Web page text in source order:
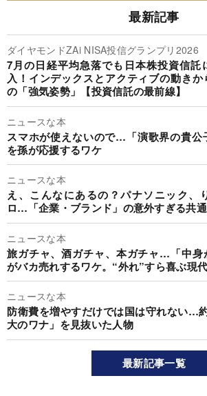
最新記事
ダイヤモンドZAi NISA投信グランプリ2026
7月の日経平均急落でも日本株投資信託
入！インデックスとアクティブの動き
の「強気姿勢」【投資信託の最前線】
ニュースな本
スマホが使えないので…「演歌界の貴公
を孫が応援するワケ
ニュースな本
え、こんなにあるの？パナソニック、
ロ…「企業・ブランド」の意外すぎる共
ニュースな本
旅ガチャ、酒ガチャ、本ガチャ…「中身
がバカ売れするワケ。“外れ”すら喜ぶ現
ニュースな本
防衛費を増やすだけでは国は守れない…
大のワナ」を見抜いた人物
最新記事一覧